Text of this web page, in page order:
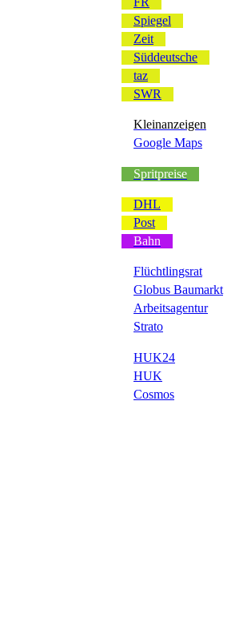
Spiegel
Zeit
Süddeutsche
taz
SWR
Kleinanzeigen
Google Maps
Spritpreise
DHL
Post
Bahn
Flüchtlingsrat
Globus Baumarkt
Arbeitsagentur
Strato
HUK24
HUK
Cosmos